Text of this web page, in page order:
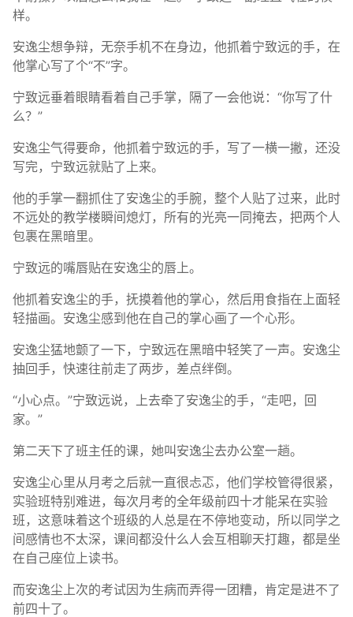
样。
安逸尘想争辩，无奈手机不在身边，他抓着宁致远的手，在
他掌心写了个“不”字。
宁致远垂着眼睛看着自己手掌，隔了一会他说：“你写了什
么？”
安逸尘气得要命，他抓着宁致远的手，写了一横一撇，还没
写完，宁致远就贴了上来。
他的手掌一翻抓住了安逸尘的手腕，整个人贴了过来，此时
不远处的教学楼瞬间熄灯，所有的光亮一同掩去，把两个人
包裹在黑暗里。
宁致远的嘴唇贴在安逸尘的唇上。
他抓着安逸尘的手，抚摸着他的掌心，然后用食指在上面轻
轻描画。安逸尘感到他在自己的掌心画了一个心形。
安逸尘猛地颤了一下，宁致远在黑暗中轻笑了一声。安逸尘
抽回手，快速往前走了两步，差点绊倒。
“小心点。”宁致远说，上去牵了安逸尘的手，“走吧，回
家。”
第二天下了班主任的课，她叫安逸尘去办公室一趟。
安逸尘心里从月考之后就一直很忐忑，他们学校管得很紧，
实验班特别难进，每次月考的全年级前四十才能呆在实验
班，这意味着这个班级的人总是在不停地变动，所以同学之
间感情也不太深，课间都没什么人会互相聊天打趣，都是坐
在自己座位上读书。
而安逸尘上次的考试因为生病而弄得一团糟，肯定是进不了
前四十了。